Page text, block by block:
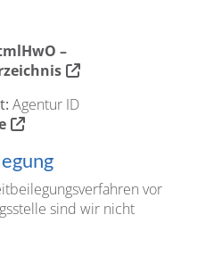
–
Agentur ID
vor
sind wir nicht